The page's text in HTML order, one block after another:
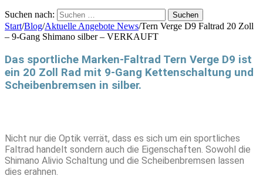
Suchen nach:
Start/Blog/Aktuelle Angebote News/Tern Verge D9 Faltrad 20 Zoll
– 9-Gang Shimano silber – VERKAUFT
Das sportliche Marken-Faltrad Tern Verge D9 ist
ein 20 Zoll Rad mit 9-Gang Kettenschaltung und
Scheibenbremsen in silber.
Nicht nur die Optik verrät, dass es sich um ein sportliches
Faltrad handelt sondern auch die Eigenschaften. Sowohl die
Shimano Alivio Schaltung und die Scheibenbremsen lassen
dies erahnen.